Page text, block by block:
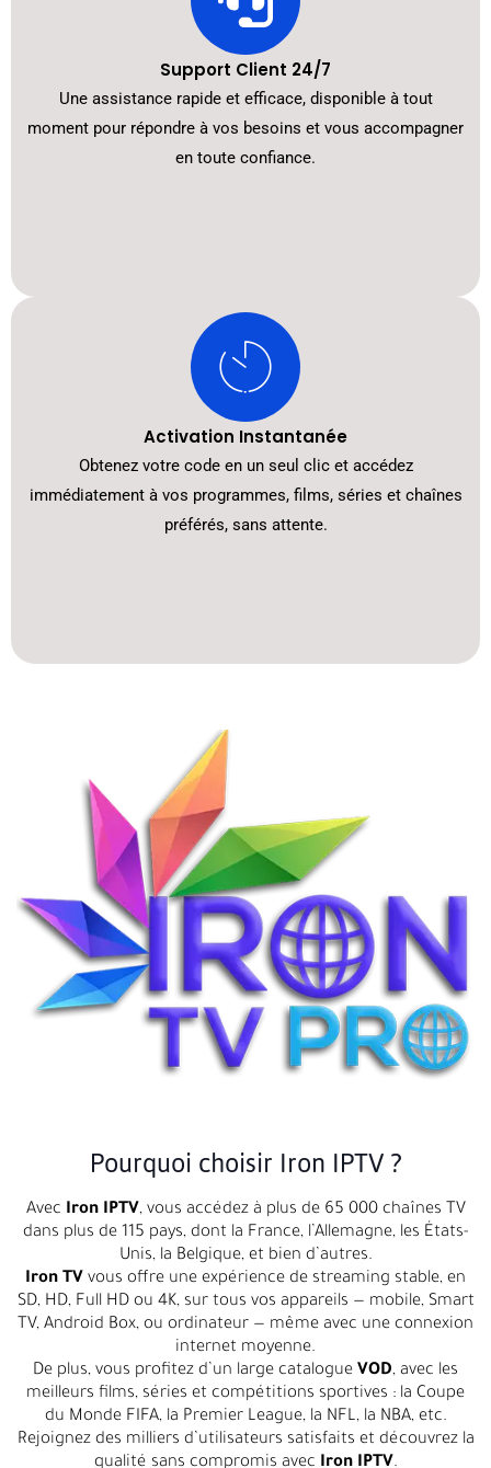
Support Client 24/7
Une assistance rapide et efficace, disponible à tout
moment pour répondre à vos besoins et vous accompagner
en toute confiance.
Activation Instantanée
Obtenez votre code en un seul clic et accédez
immédiatement à vos programmes, films, séries et chaînes
préférés, sans attente.
Pourquoi choisir Iron IPTV ?
Avec Iron IPTV, vous accédez à plus de 65 000 chaînes TV
dans plus de 115 pays, dont la France, l’Allemagne, les États-
Unis, la Belgique, et bien d’autres.
Iron TV vous offre une expérience de streaming stable, en
SD, HD, Full HD ou 4K, sur tous vos appareils — mobile, Smart
TV, Android Box, ou ordinateur — même avec une connexion
internet moyenne.
De plus, vous profitez d’un large catalogue VOD, avec les
meilleurs films, séries et compétitions sportives : la Coupe
du Monde FIFA, la Premier League, la NFL, la NBA, etc.
Rejoignez des milliers d’utilisateurs satisfaits et découvrez la
qualité sans compromis avec Iron IPTV.